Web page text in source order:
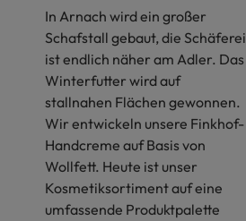
In Arnach wird ein großer
Schafstall gebaut, die Schäferei
ist endlich näher am Adler. Das
Winterfutter wird auf
stallnahen Flächen gewonnen.
Wir entwickeln unsere Finkhof-
Handcreme auf Basis von
Wollfett. Heute ist unser
Kosmetiksortiment auf eine
umfassende Produktpalette